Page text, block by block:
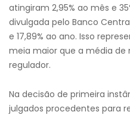
atingiram 2,95% ao mês e
divulgada pelo Banco
e 17,89% ao ano. Isso
meia maior que a média de
regulador.
Na decisão de primeira
julgados procedentes para